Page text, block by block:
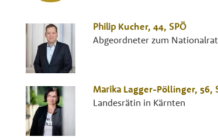
Philip Kucher, 44, SPÖ
Abgeordneter zum Nationalrat
Marika Lagger-Pöllinger, 56,
Landesrätin in Kärnten